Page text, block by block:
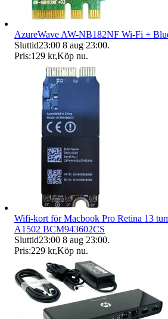
AzureWave AW-NB182NF Wi-Fi +
Sluttid23:00 8 aug 23:00.
Pris:129 kr,Köp nu.
Wifi-kort för Macbook Pro Retina 13
A1502 BCM943602CS
Sluttid23:00 8 aug 23:00.
Pris:229 kr,Köp nu.